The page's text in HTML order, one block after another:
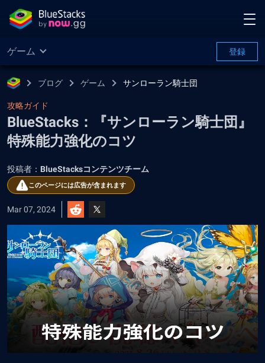
ゲーム 登録
ブログ ゲーム サンローラン騎士団
攻略ガイド
BlueStacks：『サンローラン騎士団』
特殊能力強化のコツ
投稿者： BlueStacksコンテンツチーム
このページには広告が含まれます
Mar 07, 2024